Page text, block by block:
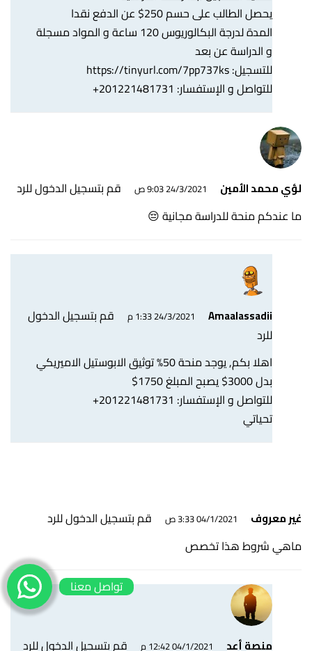
يحصل الطالب على حسم 250$ عن الدفع نقدا
المدة لدرجة البكالوريوس 120 ساعة و المواد مسجلة
و الدراسة عن بعد
للتسجيل:https://tinyurl.com/7pp737ks
للتواصل و الإستفسار: 201221481731+
لؤي محمد الأمين 24/3/2021 9:03 ص
قم بتسجيل الدخول للرد
ما عندكم منحة للدراسة مجانية 😔
Amaalassadii 24/3/2021 1:33 م
قم بتسجيل الدخول
للرد
اهلا بكم, يوجد منحة 50% توثيق الابوستيل الاميريكي
بدل 3000$ يصبح المبلغ 1750$
للتواصل و الإستفسار: 201221481731+
تحياتي
غير معروف 04/1/2021 3:33 ص
قم بتسجيل الدخول للرد
ماهي شروط هذا تخصص
منصة أعد 04/1/2021 12:42 م قم بتسجيل الدخول للرد
تواصل معنا